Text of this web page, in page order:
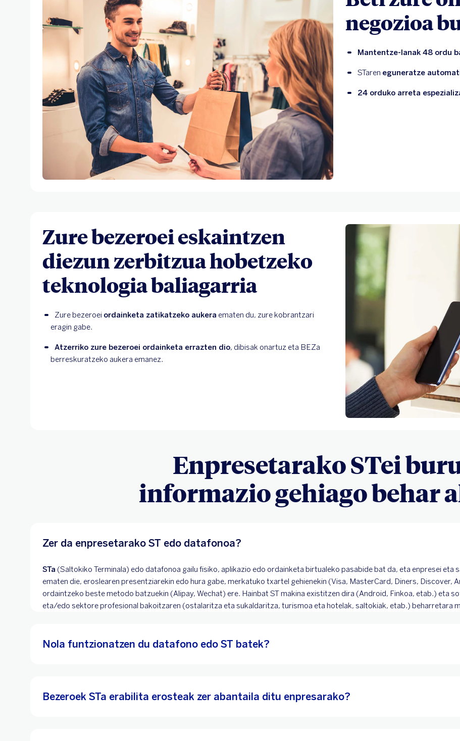
negozioa
Mantentze-lanak 48 ordu
STaren eguneratze
24 orduko arreta
Zure bezeroei eskaintzen
diezun zerbitzua hobetzeko
teknologia baliagarria
Zure bezeroei ordainketa zatikatzeko aukera ematen du, zure kobrantzari
eragin gabe.
Atzerriko zure bezeroei ordainketa errazten dio, dibisak onartuz eta BEZa
berreskuratzeko aukera emanez.
Enpresetarako STei
informazio gehiago behar
Zer da enpresetarako ST edo datafonoa?
STa (Saltokiko Terminala) edo datafonoa gailu fisiko, aplikazio edo ordainketa birtualeko pasabide bat da, eta enpresei
ematen die, eroslearen presentziarekin edo hura gabe, merkatuko txartel gehienekin (Visa, MasterCard, Diners, Discover,
ordaintzeko beste metodo batzuekin (Alipay, Wechat) ere. Hainbat ST makina existitzen dira (Android, Finkoa, etab.) eta
eta/edo sektore profesional bakoitzaren (ostalaritza eta sukaldaritza, turismoa eta hotelak, saltokiak, etab.) beharretara
Nola funtzionatzen du datafono edo ST batek?
Bezeroek STa erabilita erosteak zer abantaila ditu enpresarako?